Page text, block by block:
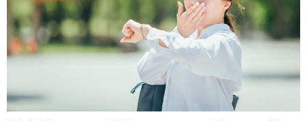
趣味
食材辞典
おすすめ